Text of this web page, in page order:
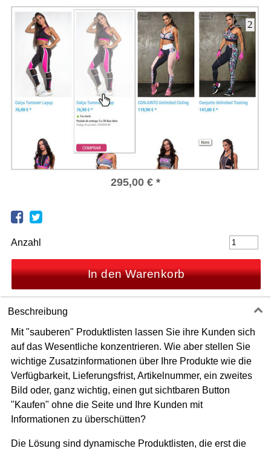
2
295,00 € *
Anzahl
In den Warenkorb
Beschreibung
Mit "sauberen" Produktlisten lassen Sie ihre Kunden sich
auf das Wesentliche konzentrieren. Wie aber stellen Sie
wichtige Zusatzinformationen über Ihre Produkte wie die
Verfügbarkeit, Lieferungsfrist, Artikelnummer, ein zweites
Bild oder, ganz wichtig, einen gut sichtbaren Button
"Kaufen" ohne die Seite und Ihre Kunden mit
Informationen zu überschütten?
Die Lösung sind dynamische Produktlisten, die erst die